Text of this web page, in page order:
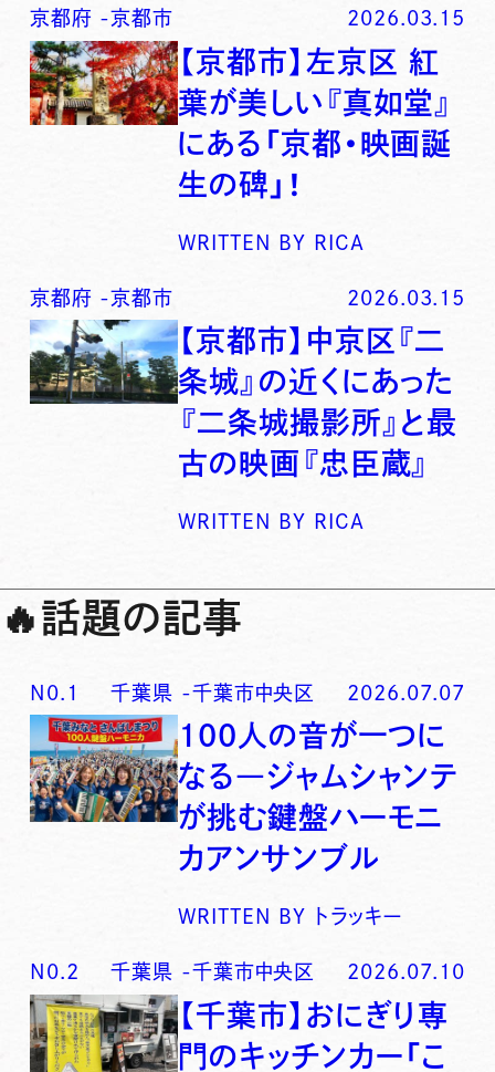
京都府 -京都市 2026.03.15
【京都市】左京区 紅
葉が美しい『真如堂』
にある「京都・映画誕
生の碑」！
WRITTEN BY RICA
京都府 -京都市 2026.03.15
【京都市】中京区『二
条城』の近くにあった
『二条城撮影所』と最
古の映画『忠臣蔵』
WRITTEN BY RICA
🔥話題の記事
N0. 1 千葉県 -千葉市中央区 2026.07.07
100人の音が一つに
なる―ジャムシャンテ
が挑む鍵盤ハーモニ
カアンサンブル
WRITTEN BY トラッキー
N0. 2 千葉県 -千葉市中央区 2026.07.10
【千葉市】おにぎり専
門のキッチンカー「こ